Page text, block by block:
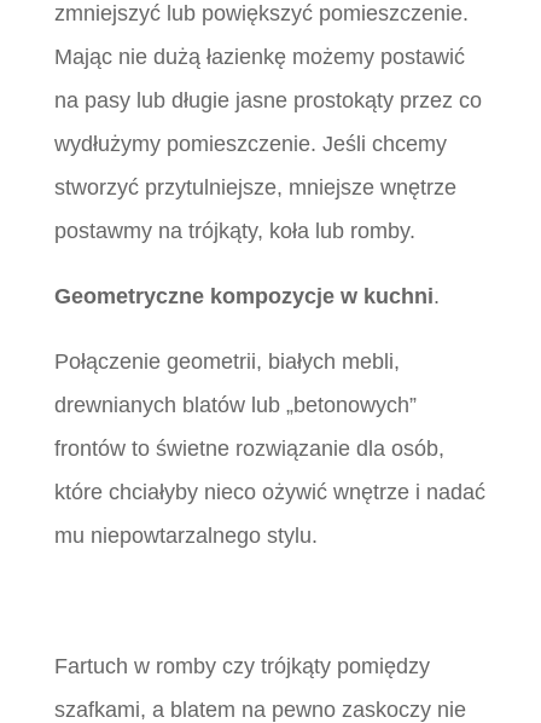
zmniejszyć lub powiększyć pomieszczenie.
Mając nie dużą łazienkę możemy postawić
na pasy lub długie jasne prostokąty przez co
wydłużymy pomieszczenie. Jeśli chcemy
stworzyć przytulniejsze, mniejsze wnętrze
postawmy na trójkąty, koła lub romby.
Geometryczne kompozycje w kuchni.
Połączenie geometrii, białych mebli,
drewnianych blatów lub „betonowych”
frontów to świetne rozwiązanie dla osób,
które chciałyby nieco ożywić wnętrze i nadać
mu niepowtarzalnego stylu.
Fartuch w romby czy trójkąty pomiędzy
szafkami, a blatem na pewno zaskoczy nie